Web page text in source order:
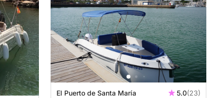
El Puerto de Santa María 5.0(23)